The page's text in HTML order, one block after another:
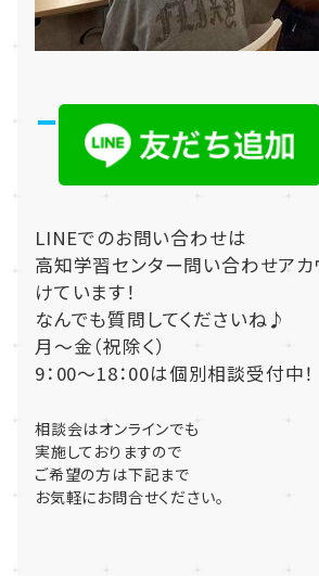
LINEでのお問い合わせは
高知学習センター問い合わせアカ
けています！
なんでも質問してくださいね♪
月～金（祝除く）
9：00～18：00は個別相談受付中！
相談会はオンラインでも
実施しておりますので
ご希望の方は下記まで
お気軽にお問合せください。